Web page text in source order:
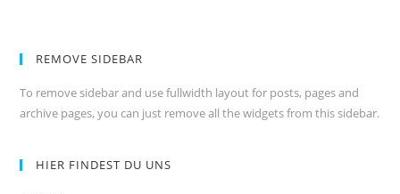
REMOVE SIDEBAR
To remove sidebar and use fullwidth layout for posts, pages and
archive pages, you can just remove all the widgets from this sidebar.
HIER FINDEST DU UNS